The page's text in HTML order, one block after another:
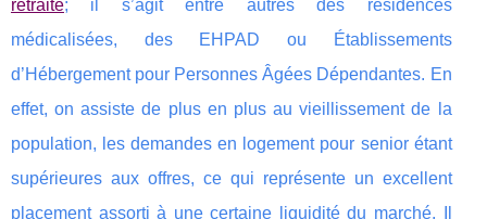
retraite; il s’agit entre autres des résidences
médicalisées, des EHPAD ou Établissements
d’Hébergement pour Personnes Âgées Dépendantes. En
effet, on assiste de plus en plus au vieillissement de la
population, les demandes en logement pour senior étant
supérieures aux offres, ce qui représente un excellent
placement assorti à une certaine liquidité du marché. Il